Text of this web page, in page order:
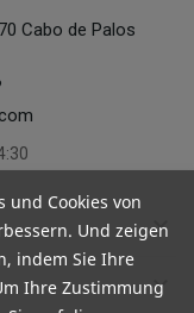
Cabo de Palos
keyboard_arrow_down
keyboard_arrow_down
und Cookies von
Und zeigen
indem Sie Ihre
Ihre Zustimmung